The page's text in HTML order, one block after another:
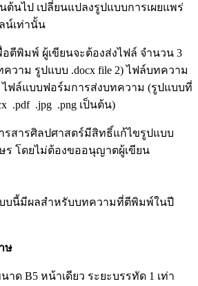
ต้นไป เปลี่ยนแปลงรูปแบบการเผยแพร่
น์เท่านั้น
ตีพิมพ์ ผู้เขียนจะต้องส่งไฟล์ จำนวน 3
วาม รูปแบบ .docx file 2) ไฟล์บทความ
ไฟล์แบบฟอร์มการส่งบทความ (รูปแบบที่
.pdf .jpg .png เป็นต้น)
รสารศิลปศาสตร์มีสิทธิ์แก้ไขรูปแบบ
โดยไม่ต้องขออนุญาตผู้เขียน
บนี้มีผลสำหรับบทความที่ตีพิมพ์ในปี
ษ
ด B5 หน้าเดียว ระยะบรรทัด 1 เท่า